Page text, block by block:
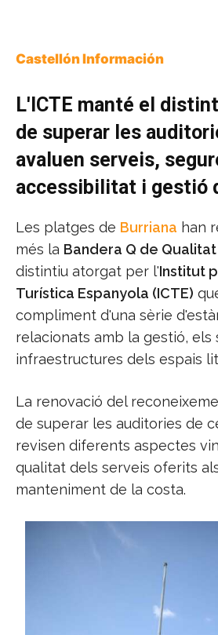
Castellón Información
L'ICTE manté el
de superar les
avaluen serveis,
accessibilitat i gestió
Les platges de Burriana han
més la Bandera Q de
distintiu atorgat per l'Institut
Turística Espanyola (ICTE)
compliment d'una sèrie
relacionats amb la gestió, els
infraestructures dels espais
La renovació del
de superar les auditories de
revisen diferents aspectes
qualitat dels serveis oferits
manteniment de la costa.